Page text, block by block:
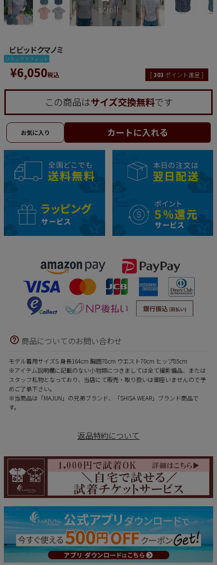
scroll
ビビッドクマノミ
リラックスフィット
¥6,050税込 [303 ポイント進呈 ]
この商品はサイズ交換無料です
カートに入れる
商品についてのお問い合わせ
モデル着用サイズS 身長164cm 胸囲78cm ウエスト70cm ヒップ85cm
※アイテム説明欄に記載のない小物類につきましては全て撮影備品、または
スタッフ私物となっており、当店にて販売・取り扱いは御座いませんので予
めご了承下さい。
※当商品は「MAJUN」の兄弟ブランド、「SHISA WEAR」ブランド商品で
す。
返品特約について